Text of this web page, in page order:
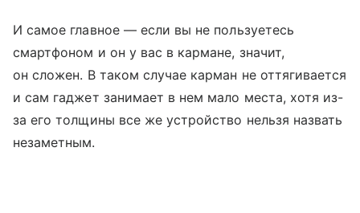
И самое главное — если вы не пользуетесь
смартфоном и он у вас в кармане, значит,
он сложен. В таком случае карман не оттягивается
и сам гаджет занимает в нем мало места, хотя из-
за его толщины все же устройство нельзя назвать
незаметным.